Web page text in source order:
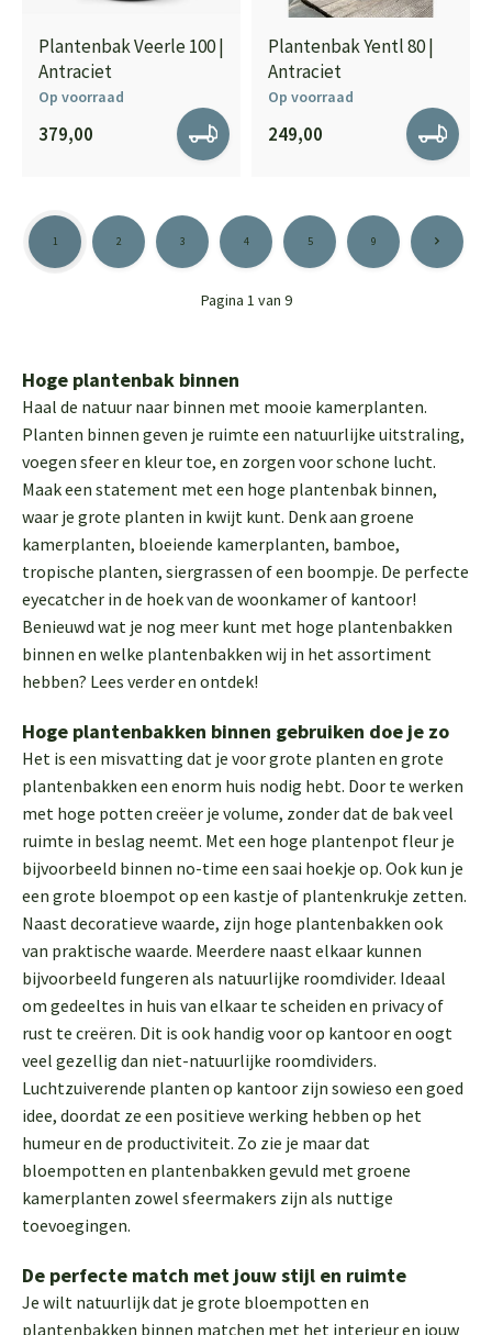
Plantenbak Veerle 100 |
Antraciet
Op voorraad
379,00
Plantenbak Yentl 80 |
Antraciet
Op voorraad
249,00
Pagina 1 van 9
1 2 3 4 5 9
Hoge plantenbak binnen
Haal de natuur naar binnen met mooie kamerplanten.
Planten binnen geven je ruimte een natuurlijke uitstraling,
voegen sfeer en kleur toe, en zorgen voor schone lucht.
Maak een statement met een hoge plantenbak binnen,
waar je grote planten in kwijt kunt. Denk aan groene
kamerplanten, bloeiende kamerplanten, bamboe,
tropische planten, siergrassen of een boompje. De perfecte
eyecatcher in de hoek van de woonkamer of kantoor!
Benieuwd wat je nog meer kunt met hoge plantenbakken
binnen en welke plantenbakken wij in het assortiment
hebben? Lees verder en ontdek!
Hoge plantenbakken binnen gebruiken doe je zo
Het is een misvatting dat je voor grote planten en grote
plantenbakken een enorm huis nodig hebt. Door te werken
met hoge potten creëer je volume, zonder dat de bak veel
ruimte in beslag neemt. Met een hoge plantenpot fleur je
bijvoorbeeld binnen no-time een saai hoekje op. Ook kun je
een grote bloempot op een kastje of plantenkrukje zetten.
Naast decoratieve waarde, zijn hoge plantenbakken ook
van praktische waarde. Meerdere naast elkaar kunnen
bijvoorbeeld fungeren als natuurlijke roomdivider. Ideaal
om gedeeltes in huis van elkaar te scheiden en privacy of
rust te creëren. Dit is ook handig voor op kantoor en oogt
veel gezellig dan niet-natuurlijke roomdividers.
Luchtzuiverende planten op kantoor zijn sowieso een goed
idee, doordat ze een positieve werking hebben op het
humeur en de productiviteit. Zo zie je maar dat
bloempotten en plantenbakken gevuld met groene
kamerplanten zowel sfeermakers zijn als nuttige
toevoegingen.
De perfecte match met jouw stijl en ruimte
Je wilt natuurlijk dat je grote bloempotten en
plantenbakken binnen matchen met het interieur en jouw